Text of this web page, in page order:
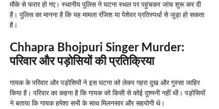
मौके से फरार हो गए। स्थानीय पुलिस ने घटना स्थल पर पहुंचकर जांच शुरू कर दी
है। पुलिस का मानना है कि यह मामला रंजिश या पेशेवर प्रतिस्पर्धा से जुड़ा हो सकता
है।
Chhapra Bhojpuri Singer Murder:
परिवार और पड़ोसियों की प्रतिक्रिया
गायक के परिवार और पड़ोसियों ने इस घटना को लेकर गहरा दुख और गुस्सा जाहिर
किया है। परिवार का कहना है कि गायक को किसी से कोई दुश्मनी नहीं थी। पड़ोसियों
ने बताया कि गायक हमेशा सभी के साथ मिलनसार और सहयोगी थे।